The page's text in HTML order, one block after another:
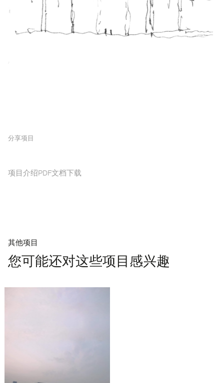
分享项目
项目介绍PDF文档下载
其他项目
您可能还对这些项目感兴趣